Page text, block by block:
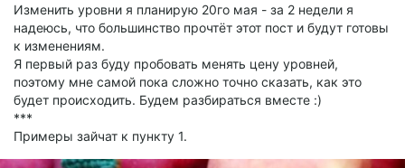
Изменить уровни я планирую 20го мая - за 2 недели я
надеюсь, что большинство прочтёт этот пост и будут готовы
к изменениям.
Я первый раз буду пробовать менять цену уровней,
поэтому мне самой пока сложно точно сказать, как это
будет происходить. Будем разбираться вместе :)
***
Примеры зайчат к пункту 1.